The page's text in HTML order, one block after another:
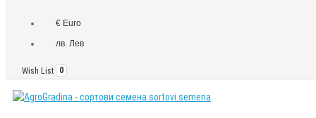
€ Euro
лв. Лев
Wish List 0